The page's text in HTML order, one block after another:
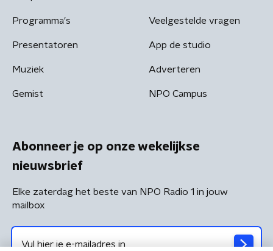
Programma's
Presentatoren
Muziek
Gemist
Veelgestelde vragen
App de studio
Adverteren
NPO Campus
Abonneer je op onze wekelijkse
nieuwsbrief
Elke zaterdag het beste van NPO Radio 1 in jouw
mailbox